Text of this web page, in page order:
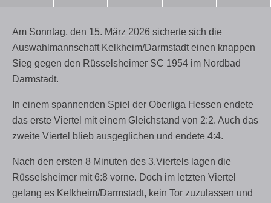
Am Sonntag, den 15. März 2026 sicherte sich die
Auswahlmannschaft Kelkheim/Darmstadt einen knappen
Sieg gegen den Rüsselsheimer SC 1954 im Nordbad
Darmstadt.
In einem spannenden Spiel der Oberliga Hessen endete
das erste Viertel mit einem Gleichstand von 2:2. Auch das
zweite Viertel blieb ausgeglichen und endete 4:4.
Nach den ersten 8 Minuten des 3.Viertels lagen die
Rüsselsheimer mit 6:8 vorne. Doch im letzten Viertel
gelang es Kelkheim/Darmstadt, kein Tor zuzulassen und